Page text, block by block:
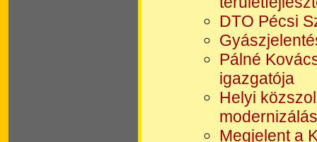
DTO Pécsi
Pálné
igazgatója
Helyi
Megjelent a